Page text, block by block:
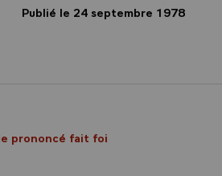
Publié le 24 septembre 1978
prononcé fait foi